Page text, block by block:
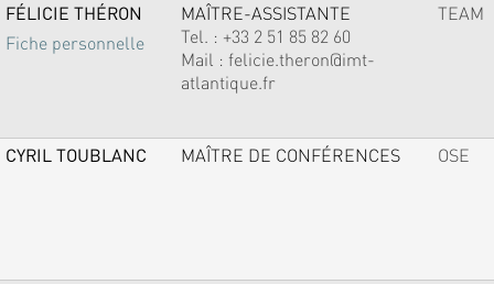
FÉLICIE THÉRON
Fiche personnelle
MAÎTRE-ASSISTANTE
Tel. : +33 2 51 85 82 60
Mail : felicie.theron@imt-
atlantique.fr
TEAM
CYRIL TOUBLANC MAÎTRE DE CONFÉRENCES OSE